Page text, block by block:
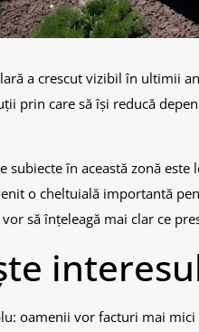
a crescut vizibil în ultimii
prin care să își reducă
subiecte în această zonă este
o cheltuială importantă
să înțeleagă mai clar ce
oamenii vor facturi mai